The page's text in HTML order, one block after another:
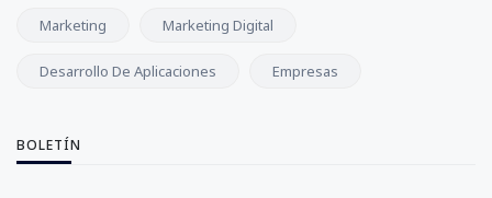
Marketing Marketing Digital
Desarrollo De Aplicaciones Empresas
BOLETÍN